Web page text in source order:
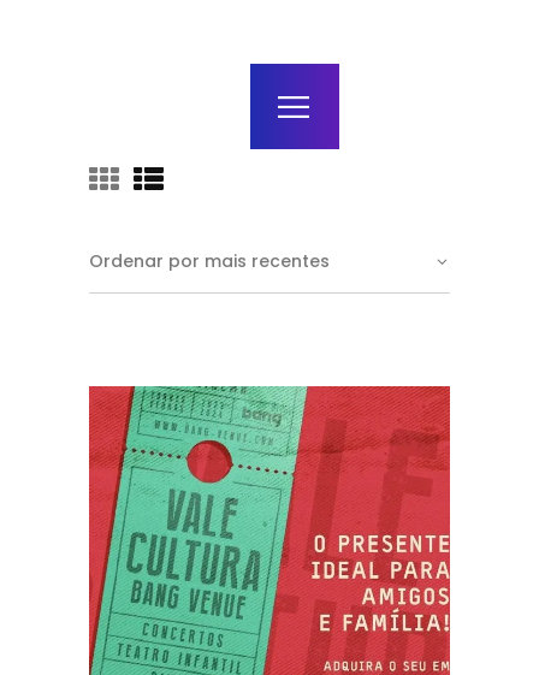
agenda / bilhetes
alugar
mais